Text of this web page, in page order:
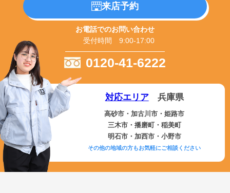
来店予約
お電話でのお問い合わせ
受付時間 9:00-17:00
0120-41-6222
対応エリア兵庫県
高砂市・加古川市・姫路市
三木市・播磨町・稲美町
明石市・加西市・小野市
その他の地域の方もお気軽にご相談ください